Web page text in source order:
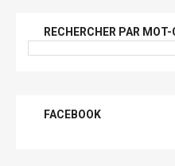
RECHERCHER PAR MOT-
FACEBOOK